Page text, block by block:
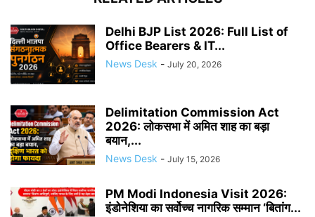
Delhi BJP List 2026: Full List of
Office Bearers & IT...
News Desk - July 20, 2026
Delimitation Commission Act
2026: लोकसभा में अमित शाह का बड़ा
बयान,...
News Desk - July 15, 2026
PM Modi Indonesia Visit 2026:
इंडोनेशिया का सर्वोच्च नागरिक सम्मान ‘बितांग...